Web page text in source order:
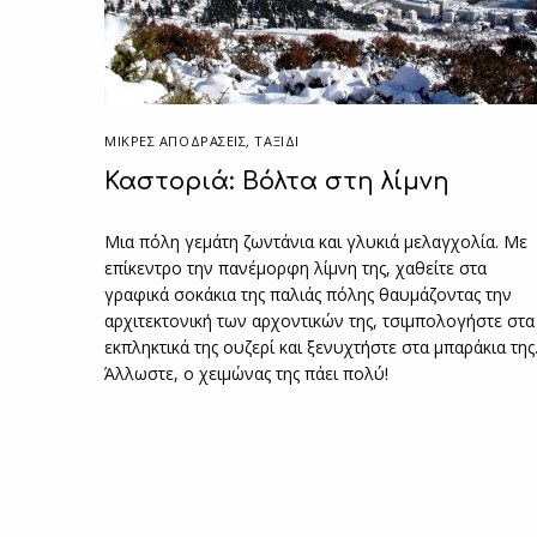
ΜΙΚΡΈΣ ΑΠΟΔΡΆΣΕΙΣ,ΤΑΞΙΔΙ
Καστοριά: Βόλτα στη λίμνη
Μια πόλη γεμάτη ζωντάνια και γλυκιά μελαγχολία. Με
επίκεντρο την πανέμορφη λίμνη της, χαθείτε στα
γραφικά σοκάκια της παλιάς πόλης θαυμάζοντας την
αρχιτεκτονική των αρχοντικών της, τσιμπολογήστε στα
εκπληκτικά της ουζερί και ξενυχτήστε στα μπαράκια
Άλλωστε, ο χειμώνας της πάει πολύ!